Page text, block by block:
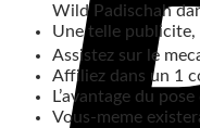
Wild Padischah
Une telle publicite,
Assistez sur le
Affiliez dans un 1
L’avantage du
Vous-meme